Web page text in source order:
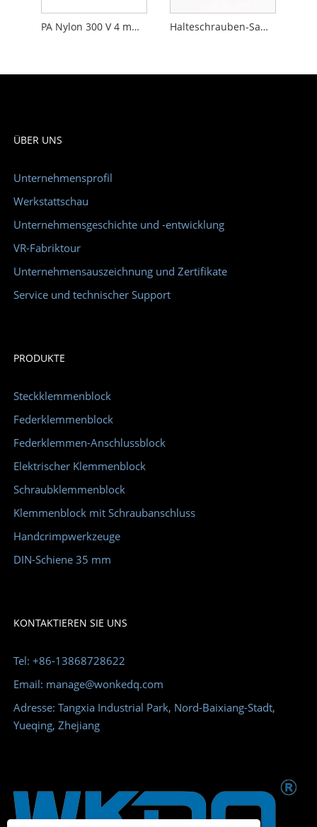
PA Nylon 300 V 4 mm2 AKG Sammelschienen-Klemmenblock-Schraubanschluss Halteschrauben-Sammelschienenklemmenblöcke, schwer entflammbare graue Farbe
ÜBER UNS
Unternehmensprofil
Werkstattschau
Unternehmensgeschichte und -entwicklung
VR-Fabriktour
Unternehmensauszeichnung und Zertifikate
Service und technischer Support
PRODUKTE
Steckklemmenblock
Federklemmenblock
Federklemmen-Anschlussblock
Elektrischer Klemmenblock
Schraubklemmenblock
Klemmenblock mit Schraubanschluss
Handcrimpwerkzeuge
DIN-Schiene 35 mm
KONTAKTIEREN SIE UNS
Tel: +86-13868728622
Email: manage@wonkedq.com
Adresse: Tangxia Industrial Park, Nord-Baixiang-Stadt,
Yueqing, Zhejiang